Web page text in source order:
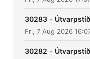
30283 -
Fri, 7 Aug 2026
30282 -